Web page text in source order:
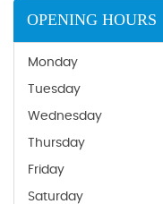
OPENING HOURS
Monday
Tuesday
Wednesday
Thursday
Friday
Saturday